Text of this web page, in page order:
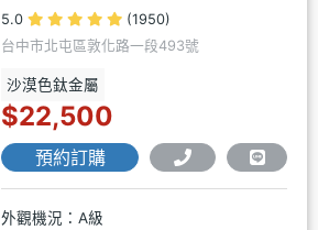
5.0
(1950)
台中市北屯區敦化路一段493號
沙漠色鈦金屬
$22,500
預約訂購
外觀機況：A級